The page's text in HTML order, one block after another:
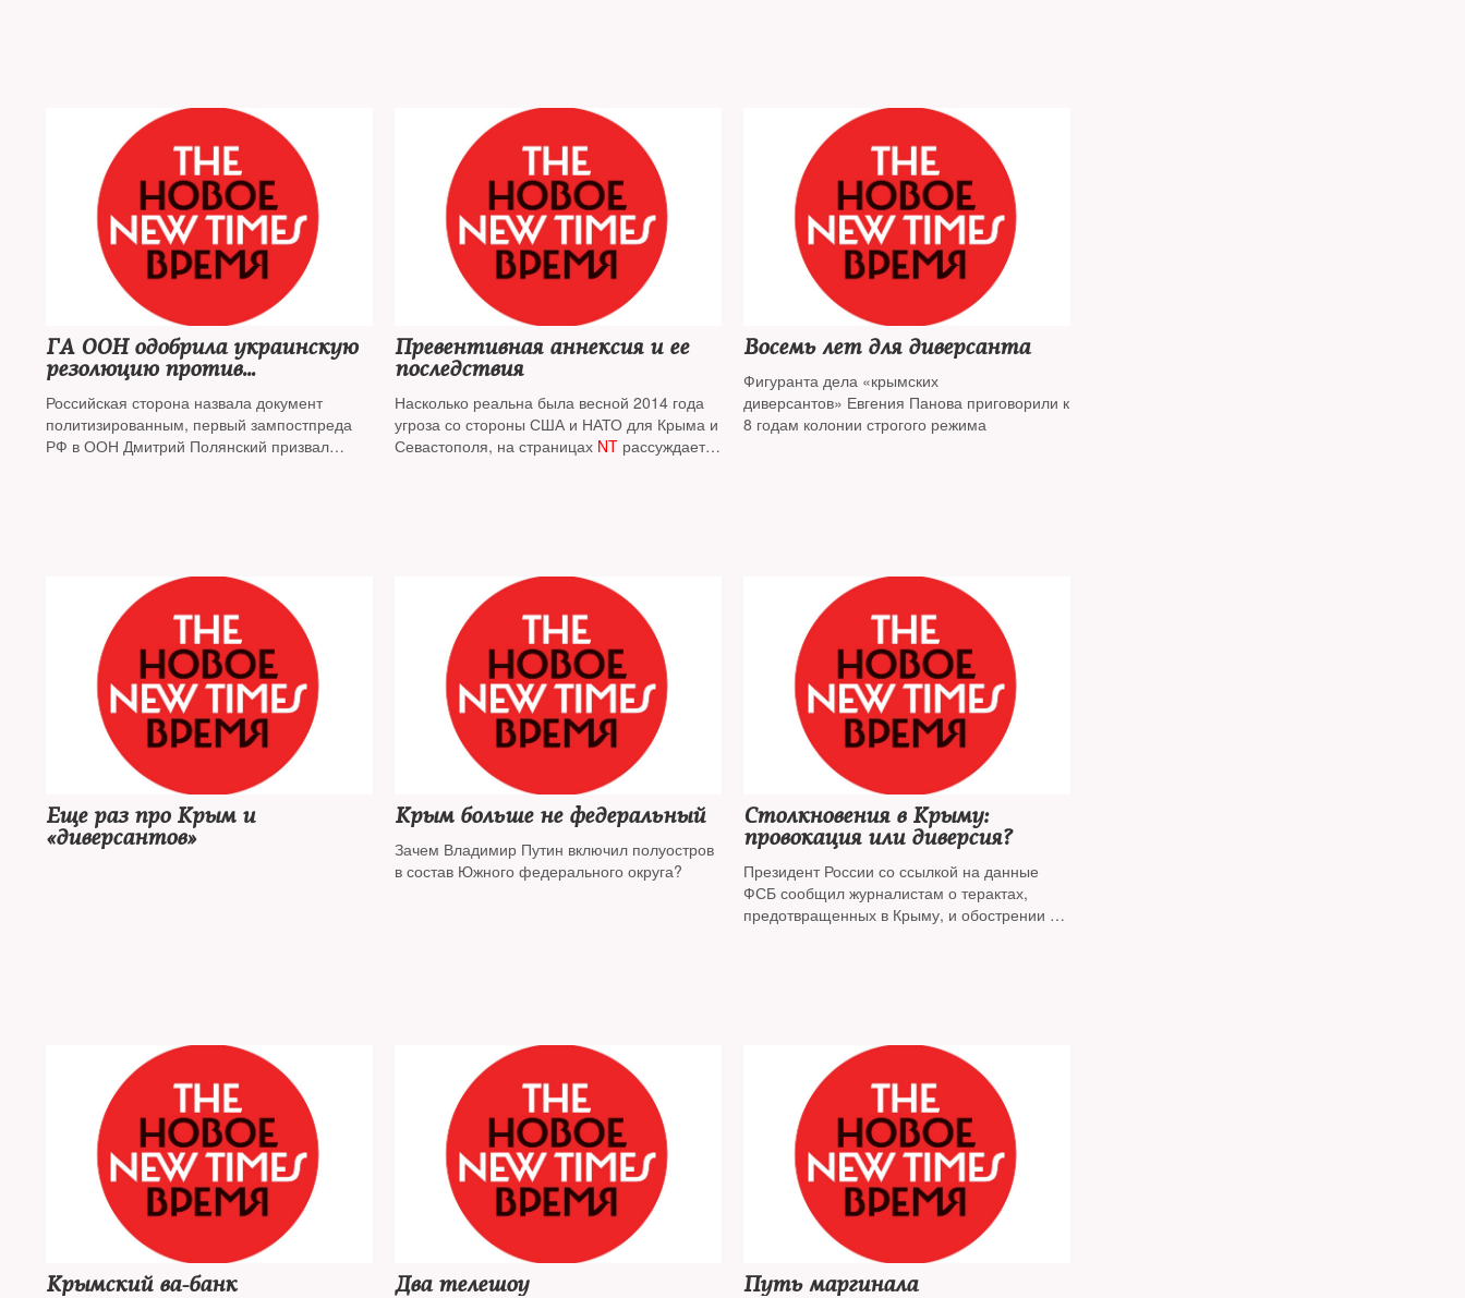
ГА ООН одобрила украинскую
резолюцию против
«милитаризации Крыма»
Российская сторона назвала документ
политизированным, первый зампостпреда
РФ в ООН Дмитрий Полянский призвал
Превентивная аннексия и ее
последствия
Насколько реальна была весной 2014 года
угроза со стороны США и НАТО для Крыма и
Севастополя, на страницах NTрассуждает
Восемь лет для диверсанта
Фигуранта дела «крымских
диверсантов» Евгения Панова приговорили к
8 годам колонии строгого режима
Еще раз про Крым и
«диверсантов»
Крым больше не федеральный
Зачем Владимир Путин включил полуостров
в состав Южного федерального округа?
Столкновения в Крыму:
провокация или диверсия?
Президент России со ссылкой на данные
ФСБ сообщил журналистам о терактах,
предотвращенных в Крыму, и обострении на
Крымский ва-банк Два телешоу Путь маргинала